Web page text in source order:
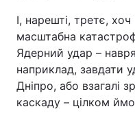
І, нарешті, третє,
масштабна
Ядерний удар –
наприклад, завдати
Дніпро, або взагалі
каскаду – цілком